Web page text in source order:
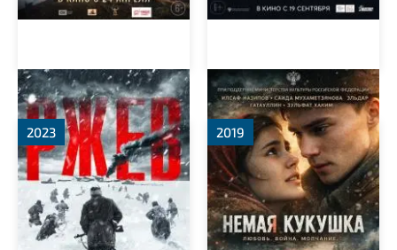
Ржев Немая кукушка
2023 2019